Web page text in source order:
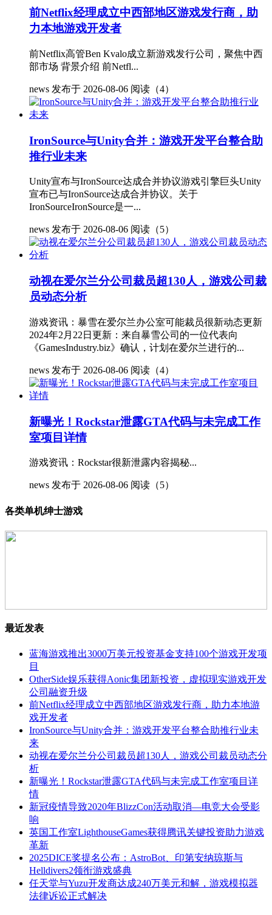
前Netflix经理成立中西部地区游戏发行商，助
力本地游戏开发者
前Netflix高管Ben Kvalo成立新游戏发行公司，聚焦中西
部市场 背景介绍 前Netfl...
news 发布于 2026-08-06 阅读（4）
IronSource与Unity合并：游戏开发平台整合助
推行业未来
Unity宣布与IronSource达成合并协议游戏引擎巨头Unity
宣布已与IronSource达成合并协议。关于
IronSourceIronSource是一...
news 发布于 2026-08-06 阅读（5）
动视在爱尔兰分公司裁员超130人，游戏公司裁
员动态分析
游戏资讯：暴雪在爱尔兰办公室可能裁员很新动态更新
2024年2月22日更新：来自暴雪公司的一位代表向
《GamesIndustry.biz》确认，计划在爱尔兰进行的...
news 发布于 2026-08-06 阅读（4）
新曝光！Rockstar泄露GTA代码与未完成工作
室项目详情
游戏资讯：Rockstar很新泄露内容揭秘...
news 发布于 2026-08-06 阅读（5）
各类单机绅士游戏
最近发表
蓝海游戏推出3000万美元投资基金支持100个游戏开发项
目
OtherSide娱乐获得Aonic集团新投资，虚拟现实游戏开发
公司融资升级
前Netflix经理成立中西部地区游戏发行商，助力本地游
戏开发者
IronSource与Unity合并：游戏开发平台整合助推行业未
来
动视在爱尔兰分公司裁员超130人，游戏公司裁员动态分
析
新曝光！Rockstar泄露GTA代码与未完成工作室项目详
情
新冠疫情导致2020年BlizzCon活动取消—电竞大会受影
响
英国工作室LighthouseGames获得腾讯关键投资助力游戏
革新
2025DICE奖提名公布：AstroBot、印第安纳琼斯与
Helldivers2领衔游戏盛典
任天堂与Yuzu开发商达成240万美元和解，游戏模拟器
法律诉讼正式解决